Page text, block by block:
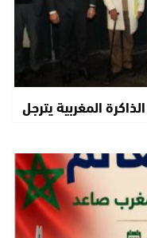
المغربية يترجل